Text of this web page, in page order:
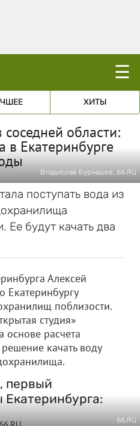
☰
ХИТЫ
области:
в Екатеринбурге
Владислав Бурнашев, 66.RU
поступать вода из
Ее будут качать два
Алексей
Екатеринбургу
поблизости.
студия»
основе расчета
качать воду
первый
Екатеринбурга:
66.RU